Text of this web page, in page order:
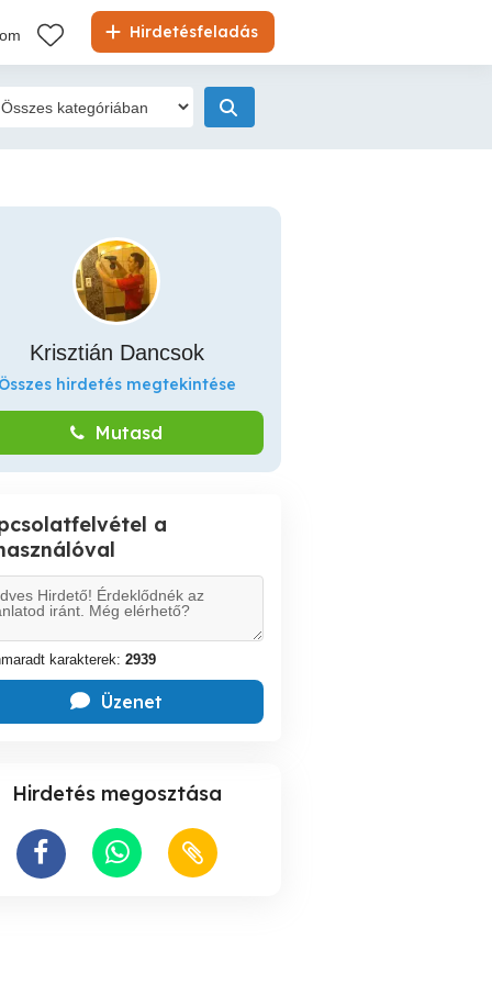
Hirdetésfeladás
Krisztián Dancsok
Összes hirdetés megtekintése
Mutasd
a
karakterek: 2939
Üzenet
Hirdetés megosztása